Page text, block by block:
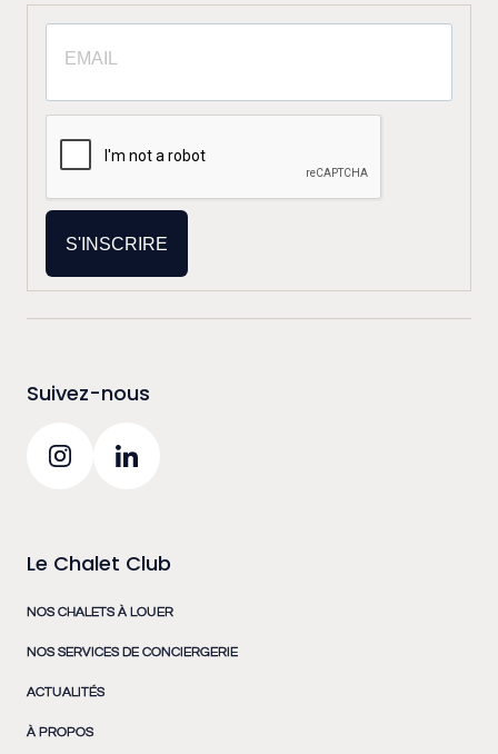
S'INSCRIRE
Suivez-nous
Le Chalet Club
NOS CHALETS À LOUER
NOS SERVICES DE CONCIERGERIE
ACTUALITÉS
À PROPOS